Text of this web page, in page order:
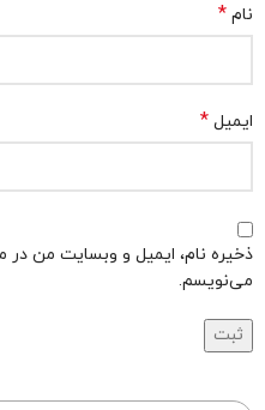
نام *
ایمیل *
ذخیره نام، ایمیل و وبسایت من در
می‌نویسم.